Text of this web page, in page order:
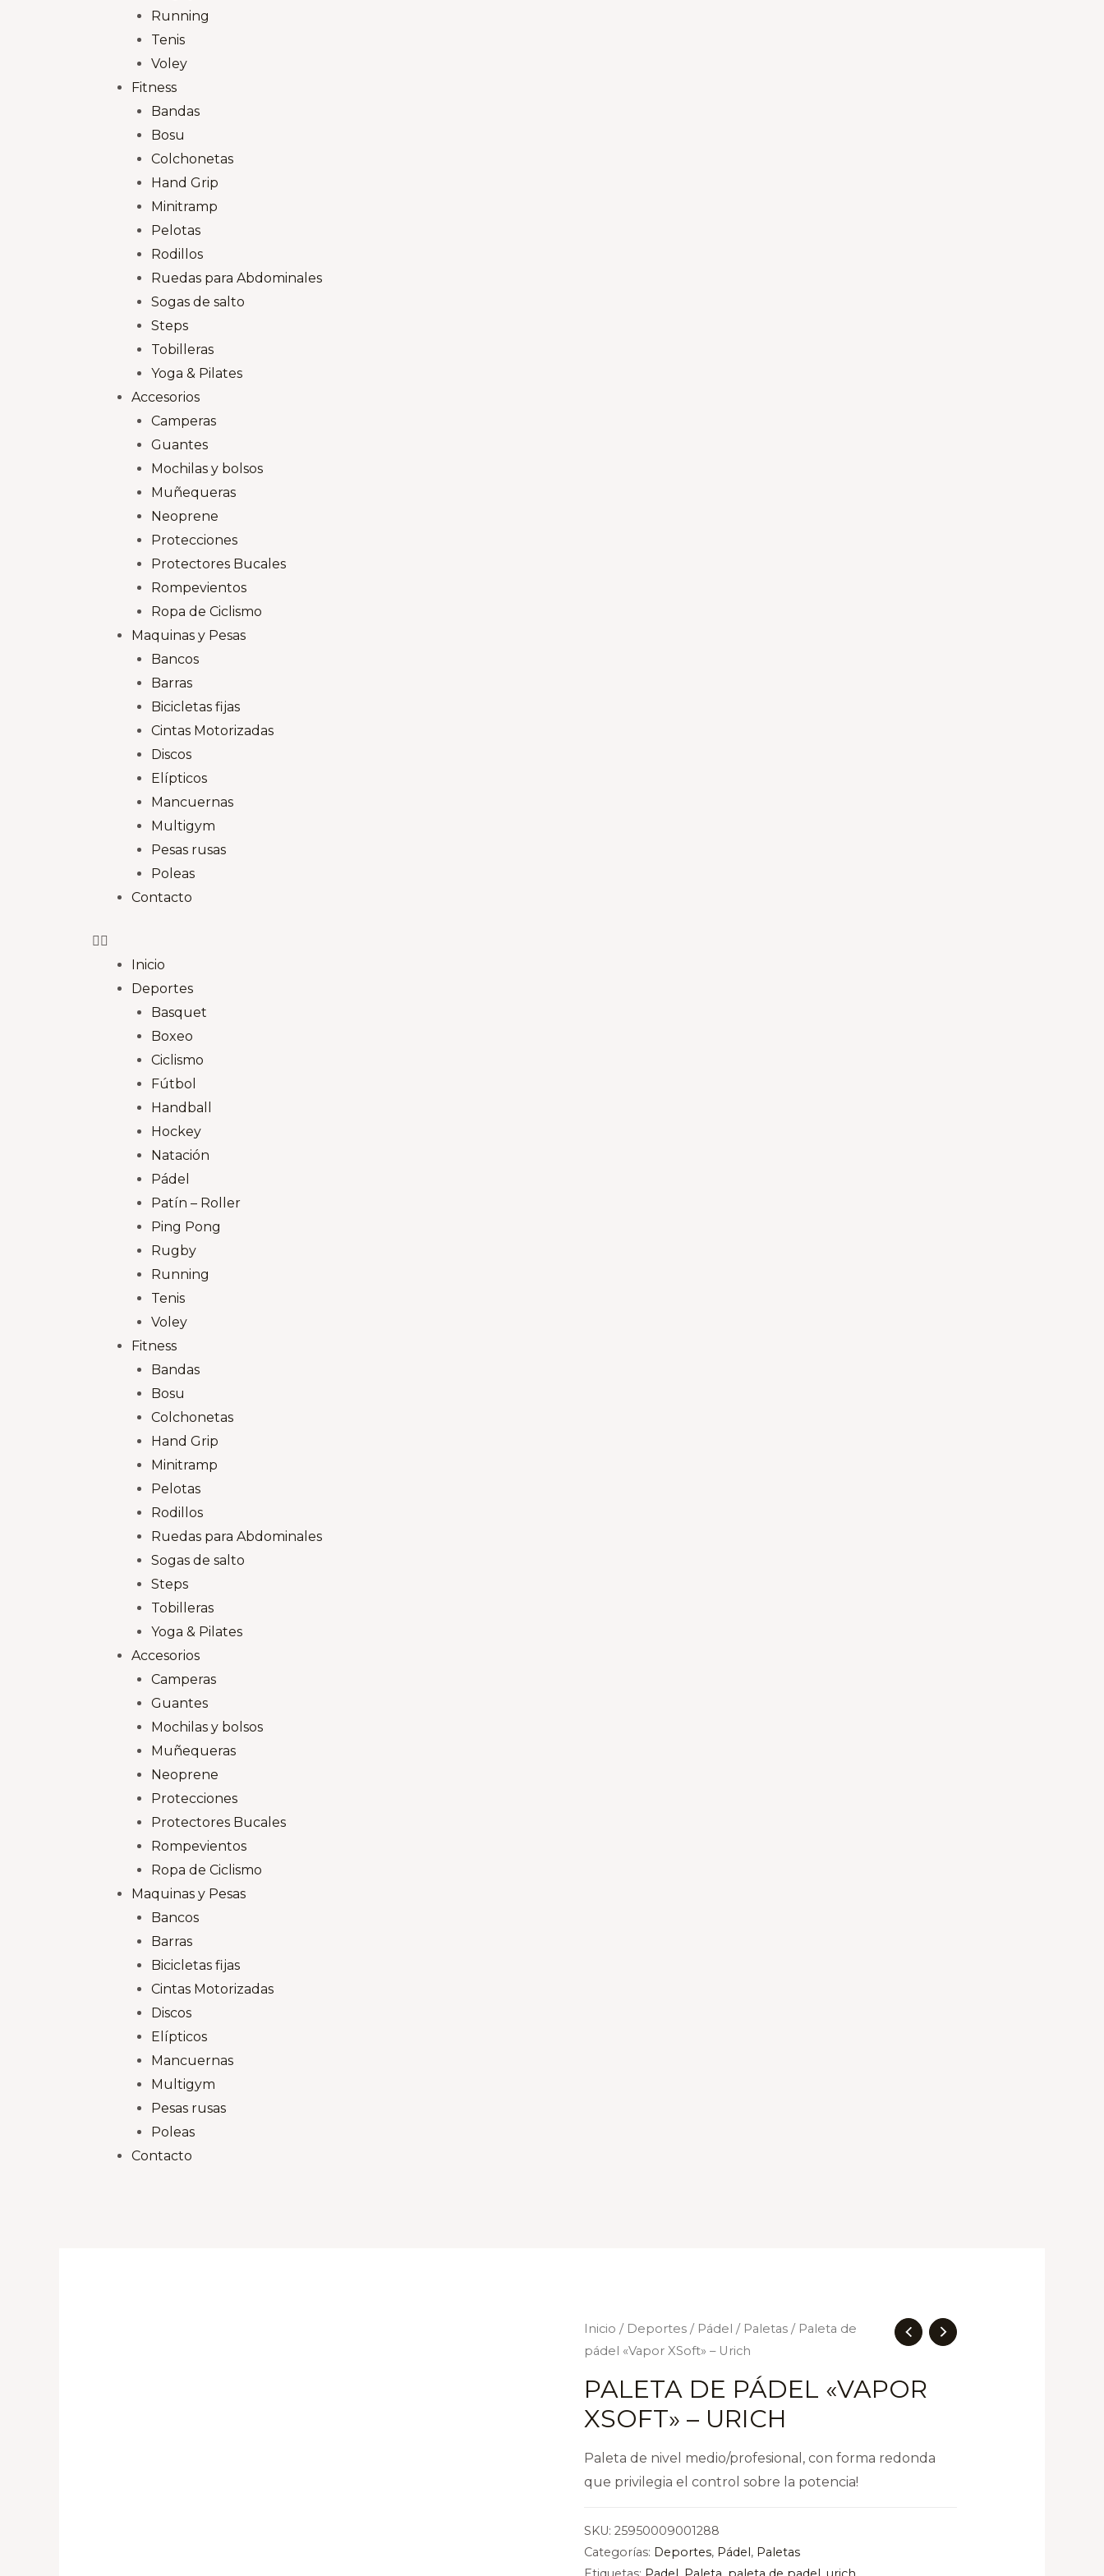
Running
Tenis
Voley
Fitness
Bandas
Bosu
Colchonetas
Hand Grip
Minitramp
Pelotas
Rodillos
Ruedas para Abdominales
Sogas de salto
Steps
Tobilleras
Yoga & Pilates
Accesorios
Camperas
Guantes
Mochilas y bolsos
Muñequeras
Neoprene
Protecciones
Protectores Bucales
Rompevientos
Ropa de Ciclismo
Maquinas y Pesas
Bancos
Barras
Bicicletas fijas
Cintas Motorizadas
Discos
Elípticos
Mancuernas
Multigym
Pesas rusas
Poleas
Contacto
Inicio
Deportes
Basquet
Boxeo
Ciclismo
Fútbol
Handball
Hockey
Natación
Pádel
Patín – Roller
Ping Pong
Rugby
Running
Tenis
Voley
Fitness
Bandas
Bosu
Colchonetas
Hand Grip
Minitramp
Pelotas
Rodillos
Ruedas para Abdominales
Sogas de salto
Steps
Tobilleras
Yoga & Pilates
Accesorios
Camperas
Guantes
Mochilas y bolsos
Muñequeras
Neoprene
Protecciones
Protectores Bucales
Rompevientos
Ropa de Ciclismo
Maquinas y Pesas
Bancos
Barras
Bicicletas fijas
Cintas Motorizadas
Discos
Elípticos
Mancuernas
Multigym
Pesas rusas
Poleas
Contacto
Inicio / Deportes / Pádel / Paletas / Paleta de
pádel «Vapor XSoft» – Urich
PALETA DE PÁDEL «VAPOR
XSOFT» – URICH
Paleta de nivel medio/profesional, con forma redonda
que privilegia el control sobre la potencia!
SKU:25950009001288
Categorías: Deportes, Pádel, Paletas